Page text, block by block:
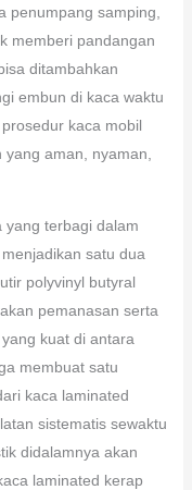
penumpang samping,
memberi pandangan
ditambahkan
embun di kaca waktu
kaca mobil
aman, nyaman,
yang terbagi dalam
satu dua
polyvinyl butyral
pemanasan serta
kuat di antara
membuat satu
kaca laminated
sistematis sewaktu
didalamnya akan
laminated kerap